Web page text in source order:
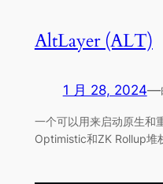
AltLayer (ALT)
1 月 28, 2024—
一个可以用来启动原生和
Optimistic和ZK Rollup堆